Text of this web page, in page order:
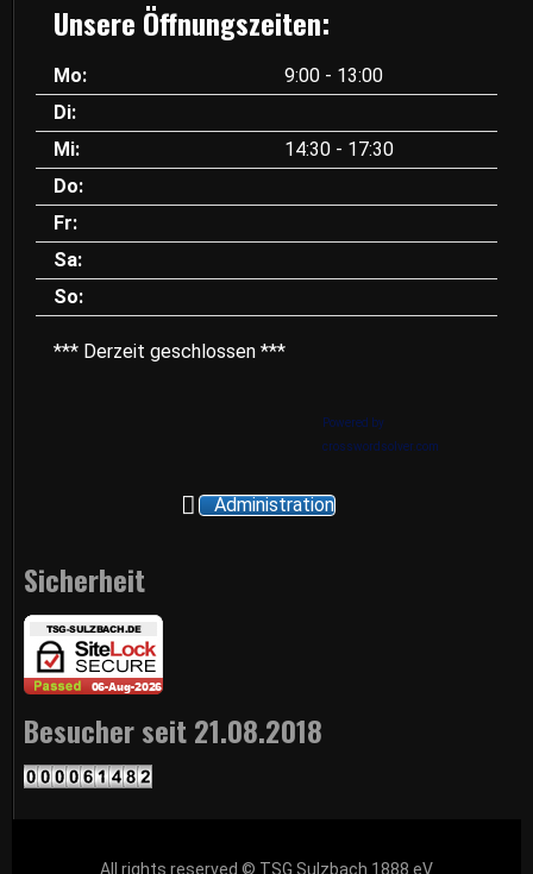
Unsere Öffnungszeiten:
Mo:
9:00 - 13:00
Di:
Mi:
14:30 - 17:30
Do:
Fr:
Sa:
So:
*** Derzeit geschlossen ***
Powered by
crosswordsolver.com
Administration
Sicherheit
Besucher seit 21.08.2018
All rights reserved © TSG Sulzbach 1888 eV